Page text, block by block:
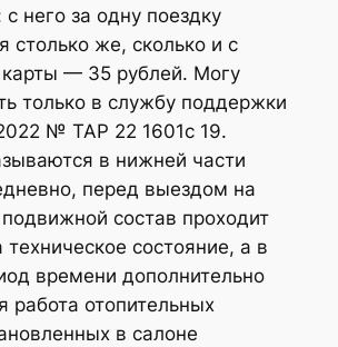
него за одну поездку
столько же, сколько и с
карты — 35 рублей. Могу
только в службу поддержки
№ ТАР 22 1601с 19.
в нижней части
перед выездом на
состав проходит
техническое состояние, а в
времени дополнительно
работа отопительных
в салоне